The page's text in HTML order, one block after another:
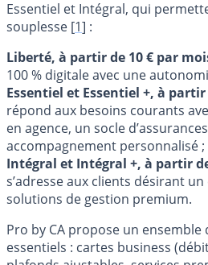
Essentiel et Intégral, qui
souplesse [1] :
Liberté, à partir de 10 € par
100 % digitale avec une
Essentiel et Essentiel +, à
répond aux besoins courants
en agence, un socle
accompagnement personnalisé ;
Intégral et Intégral +, à partir
s’adresse aux clients désirant
solutions de gestion premium.
Pro by CA propose un
essentiels : cartes business